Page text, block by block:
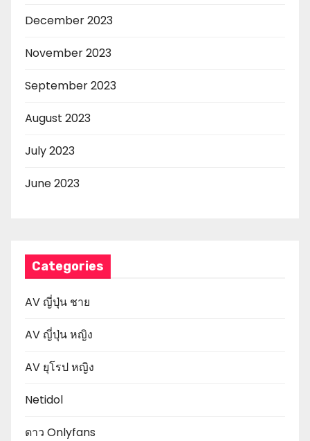
December 2023
November 2023
September 2023
August 2023
July 2023
June 2023
Categories
AV ญี่ปุ่น ชาย
AV ญี่ปุ่น หญิง
AV ยุโรป หญิง
Netidol
ดาว Onlyfans